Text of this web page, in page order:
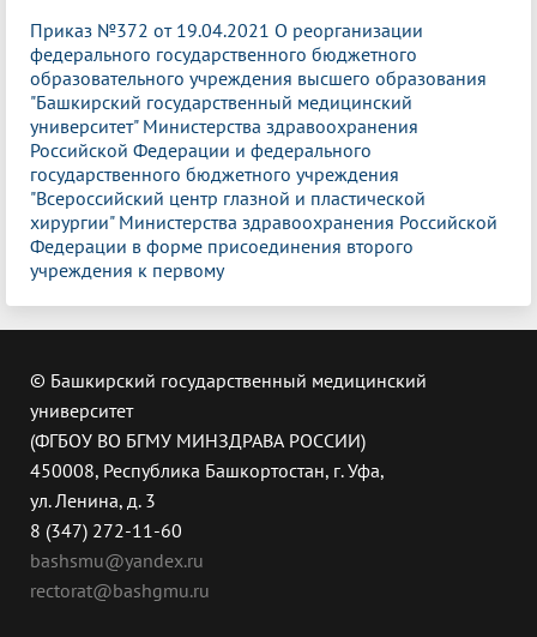
Приказ №372 от 19.04.2021 О реорганизации
федерального государственного бюджетного
образовательного учреждения высшего образования
"Башкирский государственный медицинский
университет" Министерства здравоохранения
Российской Федерации и федерального
государственного бюджетного учреждения
"Всероссийский центр глазной и пластической
хирургии" Министерства здравоохранения Российской
Федерации в форме присоединения второго
учреждения к первому
© Башкирский государственный медицинский
университет
(ФГБОУ ВО БГМУ МИНЗДРАВА РОССИИ)
450008, Республика Башкортостан, г. Уфа,
ул. Ленина, д. 3
8 (347) 272-11-60
bashsmu@yandex.ru
rectorat@bashgmu.ru